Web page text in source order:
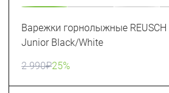
Варежки горнолыжные REUSCH
Junior Black/White
2 990₽25%